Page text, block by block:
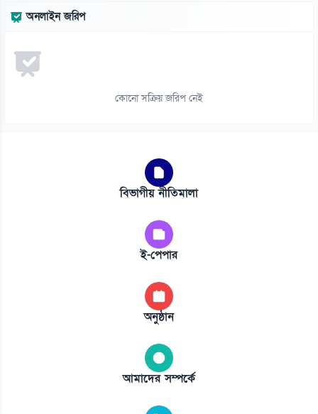
অনলাইন জরিপ
কোনো সক্রিয় জরিপ নেই
বিভাগীয় নীতিমালা
ই-পেপার
অনুষ্ঠান
আমাদের সম্পর্কে